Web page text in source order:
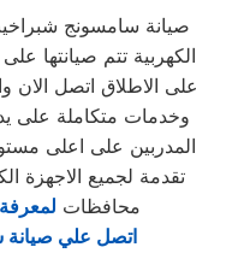
صيانة سامسونج
الكهربية تتم صيانتها
على الاطلاق اتصل
وخدمات متكاملة على
المدربين على اعلى
تقدمة لجميع الاجهزة
محافظات
اتصل علي